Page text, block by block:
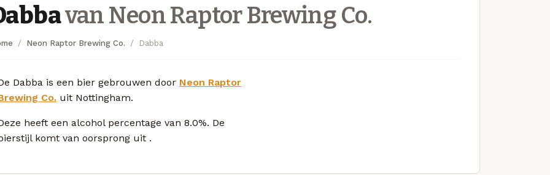
van Neon Raptor Brewing Co.
Neon Raptor Brewing Co. Dabba
Dabba is een bier gebrouwen door Neon Raptor
Co. uit Nottingham.
heeft een alcohol percentage van 8.0%. De
komt van oorsprong uit .